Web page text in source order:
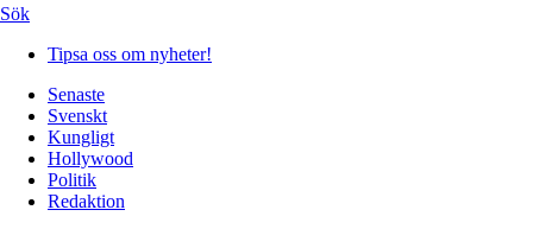
Sök
Tipsa oss om nyheter!
Senaste
Svenskt
Kungligt
Hollywood
Politik
Redaktion